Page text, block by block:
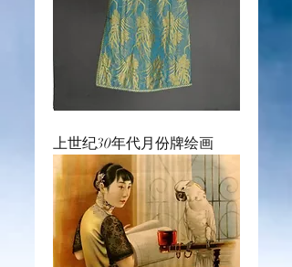
上世纪30年代月份牌绘画